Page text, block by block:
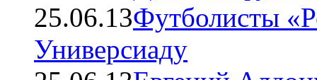
25.06.13Футболисты
Универсиаду